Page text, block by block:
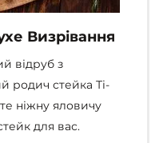
Визрівання
відруб з
родич стейка Ті-
ніжну яловичу
для вас.